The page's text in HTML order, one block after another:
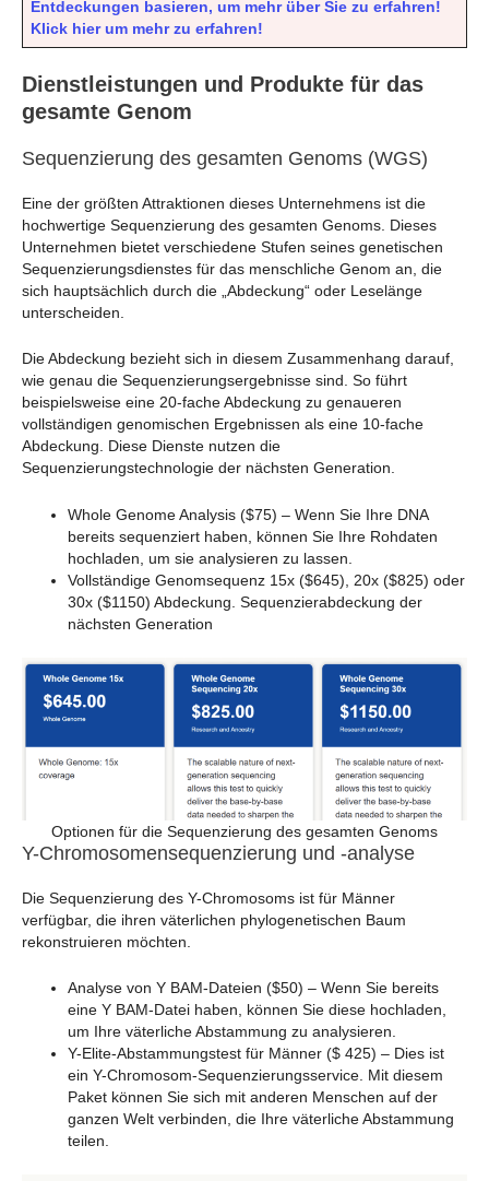
Entdeckungen basieren, um mehr über Sie zu erfahren!
Klick hier um mehr zu erfahren!
Dienstleistungen und Produkte für das
gesamte Genom
Sequenzierung des gesamten Genoms (WGS)
Eine der größten Attraktionen dieses Unternehmens ist die
hochwertige Sequenzierung des gesamten Genoms. Dieses
Unternehmen bietet verschiedene Stufen seines genetischen
Sequenzierungsdienstes für das menschliche Genom an, die
sich hauptsächlich durch die „Abdeckung“ oder Leselänge
unterscheiden.
Die Abdeckung bezieht sich in diesem Zusammenhang darauf,
wie genau die Sequenzierungsergebnisse sind. So führt
beispielsweise eine 20-fache Abdeckung zu genaueren
vollständigen genomischen Ergebnissen als eine 10-fache
Abdeckung. Diese Dienste nutzen die
Sequenzierungstechnologie der nächsten Generation.
Whole Genome Analysis ($75) – Wenn Sie Ihre DNA
bereits sequenziert haben, können Sie Ihre Rohdaten
hochladen, um sie analysieren zu lassen.
Vollständige Genomsequenz 15x ($645), 20x ($825) oder
30x ($1150) Abdeckung. Sequenzierabdeckung der
nächsten Generation
Optionen für die Sequenzierung des gesamten Genoms
Y-Chromosomensequenzierung und -analyse
Die Sequenzierung des Y-Chromosoms ist für Männer
verfügbar, die ihren väterlichen phylogenetischen Baum
rekonstruieren möchten.
Analyse von Y BAM-Dateien ($50) – Wenn Sie bereits
eine Y BAM-Datei haben, können Sie diese hochladen,
um Ihre väterliche Abstammung zu analysieren.
Y-Elite-Abstammungstest für Männer ($ 425) – Dies ist
ein Y-Chromosom-Sequenzierungsservice. Mit diesem
Paket können Sie sich mit anderen Menschen auf der
ganzen Welt verbinden, die Ihre väterliche Abstammung
teilen.